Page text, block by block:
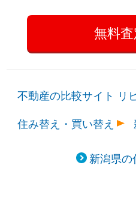
不動産の比較サイト リ
住み替え・買い替え
新潟県